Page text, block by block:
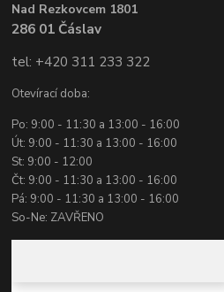
Nad Rezkovcem 1801
286 01 Čáslav
tel: +420 311 233 322
Otevírací doba:
Po: 9:00 - 11:30 a 13:00 - 16:00
Út: 9:00 - 11:30 a 13:00 - 16:00
St: 9:00 - 12:00
Čt: 9:00 - 11:30 a 13:00 - 16:00
Pá: 9:00 - 11:30 a 13:00 - 16:00
So-Ne: ZAVŘENO